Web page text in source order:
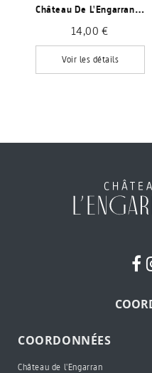
C
Hâteau De L'Engarran, Rouge
14,00 €
Voir les détails
COORDONNÉES
Château de l'Engarran